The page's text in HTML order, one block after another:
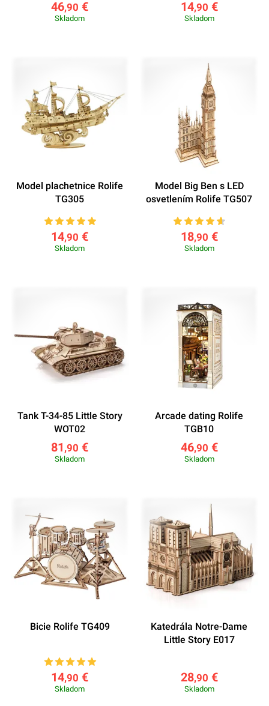
46,90 €
Skladom
14,90 €
Skladom
Model plachetnice Rolife
TG305
14,90 €
Skladom
Model Big Ben s LED
osvetlením Rolife TG507
18,90 €
Skladom
Tank T-34-85 Little Story
WOT02
81 ,90 €
Skladom
Arcade dating Rolife
TGB10
46,90 €
Skladom
Bicie Rolife TG409
14,90 €
Skladom
Katedrála Notre-Dame
Little Story E017
28,90 €
Skladom